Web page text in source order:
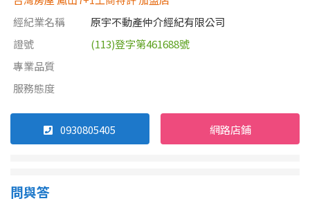
經紀業名稱
原宇不動產仲介經紀有限公司
證號
(113)登字第461688號
專業品質
服務態度
0930805405 網路店鋪
問與答